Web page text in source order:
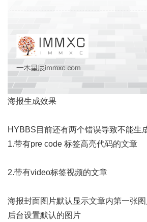
海报生成效果
HYBBS目前还有两个错误导致不能生
1.带有pre code 标签高亮代码的文章
2.带有video标签视频的文章
海报封面图片默认显示文章内第一张
后台设置默认的图片